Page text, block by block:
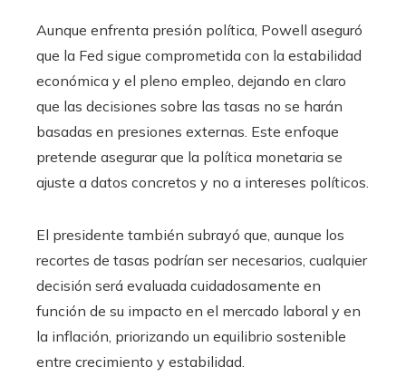
Aunque enfrenta presión política, Powell aseguró
que la Fed sigue comprometida con la estabilidad
económica y el pleno empleo, dejando en claro
que las decisiones sobre las tasas no se harán
basadas en presiones externas. Este enfoque
pretende asegurar que la política monetaria se
ajuste a datos concretos y no a intereses políticos.
El presidente también subrayó que, aunque los
recortes de tasas podrían ser necesarios, cualquier
decisión será evaluada cuidadosamente en
función de su impacto en el mercado laboral y en
la inflación, priorizando un equilibrio sostenible
entre crecimiento y estabilidad.